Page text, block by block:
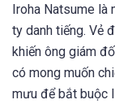
Iroha Natsume là
ty danh tiếng. Vẻ
khiến ông giám
có mong muốn
mưu để bắt buộc